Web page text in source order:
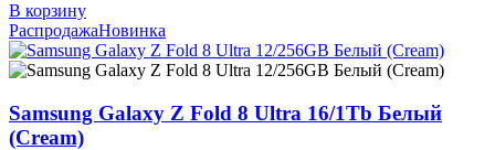
В корзину
РаспродажаНовинка
Samsung Galaxy Z Fold 8 Ultra 16/1Tb Белый
(Cream)